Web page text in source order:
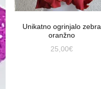
Unikatno ogrinjalo zebra
oranžno
25,00€